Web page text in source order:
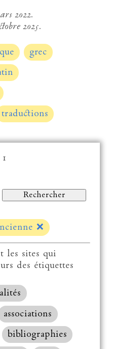
2022.
2025.
grec
traductions
❌
les sites qui
des étiquettes
associations
bibliographies